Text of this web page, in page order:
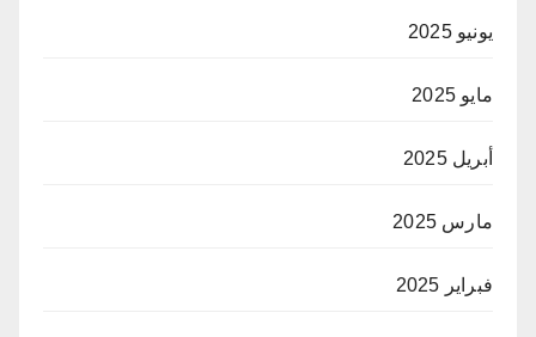
يونيو 2025
مايو 2025
أبريل 2025
مارس 2025
فبراير 2025